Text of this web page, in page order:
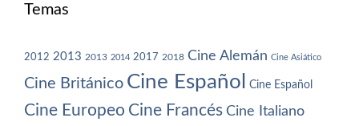
Temas
2012 2013 2013 2014 2017 2018 Cine Alemán Cine Asiático
Cine Británico Cine Español Cine Español
Cine Europeo Cine Francés Cine Italiano